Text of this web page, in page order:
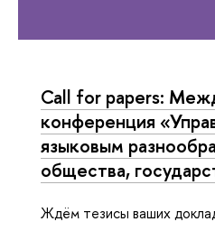
Call for papers:
конференция
языковым
общества,
Ждём тезисы ваших